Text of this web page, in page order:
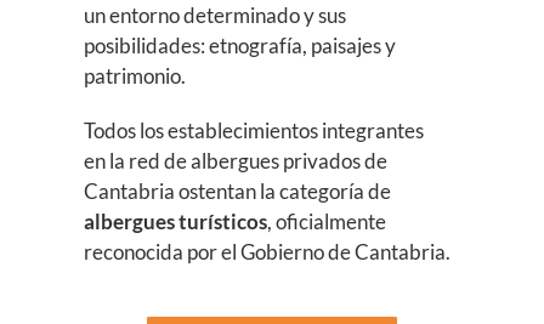
un entorno determinado y sus
posibilidades: etnografía, paisajes y
patrimonio.
Todos los establecimientos integrantes
en la red de albergues privados de
Cantabria ostentan la categoría de
albergues turísticos, oficialmente
reconocida por el Gobierno de Cantabria.